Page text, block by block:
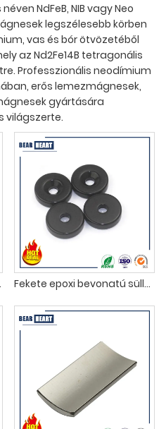
NdFeB, NIB vagy Neo
legszélesebb körben
vas és bór ötvözetéből
az Nd2Fe14B tetragonális
Professzionális neodímium
erős lemezmágnesek,
gyártására
világszerte.
Fekete epoxi bevonatú süllyesztett neodímium mágnes